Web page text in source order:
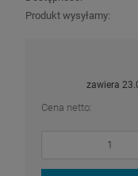
Produkt wysyłamy:
zawiera
Cena netto: